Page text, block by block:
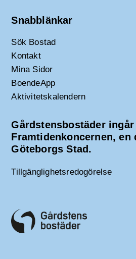
Snabblänkar
Sök Bostad
Kontakt
Mina Sidor
BoendeApp
Aktivitetskalendern
Gårdstensbostäder ingår
Framtidenkoncernen, en
Göteborgs Stad.
Tillgänglighetsredogörelse